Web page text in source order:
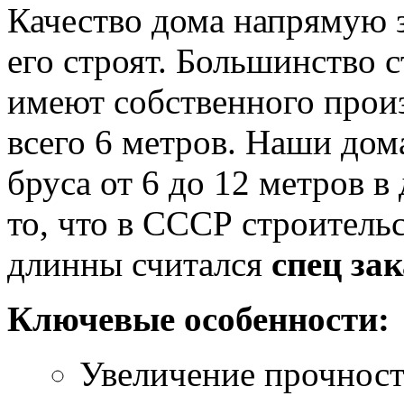
Качество дома напрямую
его строят. Большинство
имеют собственного
всего 6 метров. Наши
бруса от 6 до 12 метров
то, что в СССР
длинны считался спец
Ключевые особенности:
Увеличение